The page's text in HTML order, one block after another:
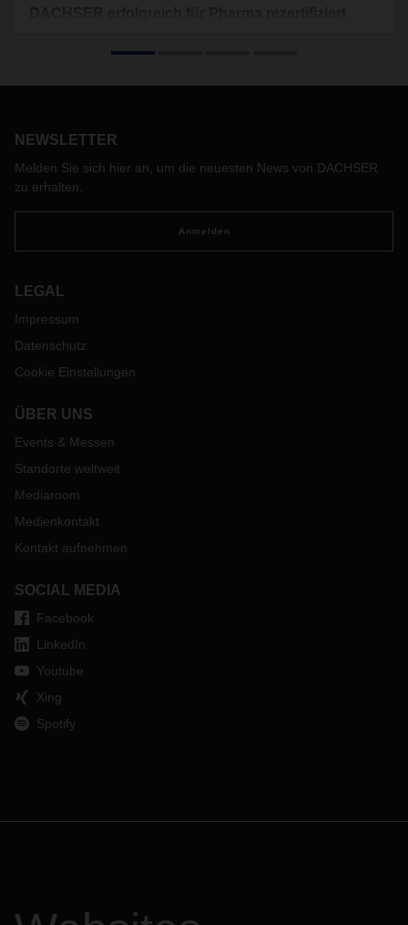
erneuert.
NEWSLETTER
Melden Sie sich hier an, um die neuesten News von DACHSER
zu erhalten.
Anmelden
LEGAL
Impressum
Datenschutz
Cookie Einstellungen
ÜBER UNS
Events & Messen
Standorte weltweit
Mediaroom
Medienkontakt
Kontakt aufnehmen
SOCIAL MEDIA
Facebook
LinkedIn
Youtube
Xing
Spotify